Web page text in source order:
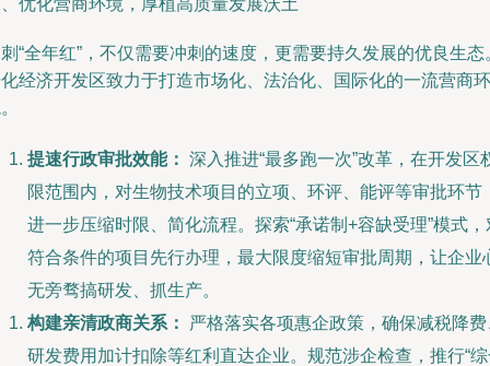
优化营商环境，厚植高质量发展沃土
“全年红”，不仅需要冲刺的速度，更需要持久发展的优良生态
经济开发区致力于打造市场化、法治化、国际化的一流营商环
提速行政审批效能： 深入推进“最多跑一次”改革，在开发区
限范围内，对生物技术项目的立项、环评、能评等审批环节
进一步压缩时限、简化流程。探索“承诺制+容缺受理”模式，
符合条件的项目先行办理，最大限度缩短审批周期，让企业
无旁骛搞研发、抓生产。
构建亲清政商关系：
严格落实各项惠企政策，确保减税降费
研发费用加计扣除等红利直达企业。规范涉企检查，推行“